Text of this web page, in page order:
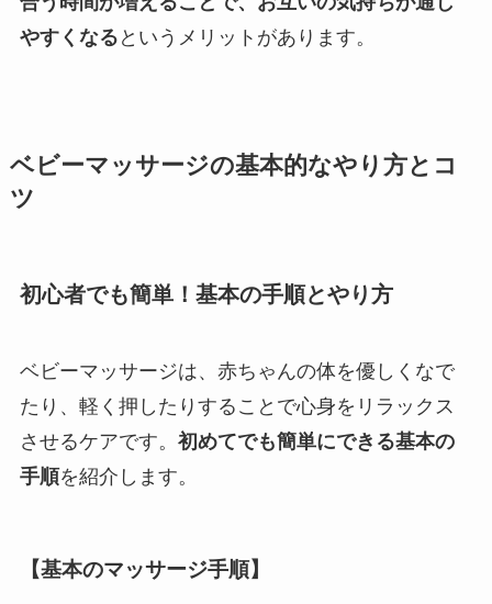
やすくなる というメリットがあります。
ベビーマッサージの基本的なやり方とコ
ツ
初心者でも簡単！基本の手順とやり方
ベビーマッサージは、赤ちゃんの体を優しくなで
たり、軽く押したりすることで心身をリラックス
させるケアです。 初めてでも簡単にできる基本の
手順を紹介します。
【基本のマッサージ手順】